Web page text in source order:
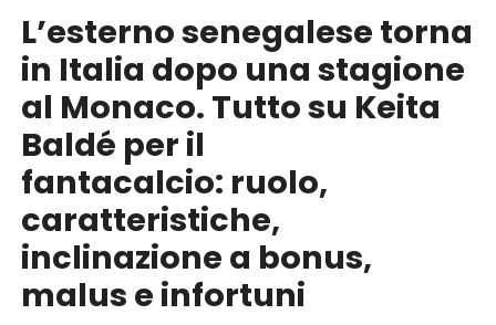
L’esterno senegalese torna
in Italia dopo una stagione
al Monaco. Tutto su Keita
Baldé per il
fantacalcio: ruolo,
caratteristiche,
inclinazione a bonus,
malus e infortuni